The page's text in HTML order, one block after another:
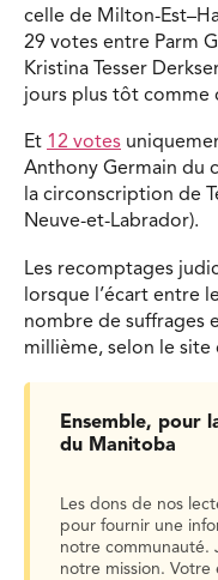
celle de Milton-
29 votes entre Parm
Kristina Tesser
jours plus tôt comme
Et 12 votes
Anthony Germain du
la circonscription de
Neuve-et-Labrador).
Les recomptages
lorsque l’écart entre
nombre de suffrages
millième, selon le site
Ensemble, pour
du Manitoba
Les dons de nos
pour fournir une
notre communauté.
notre mission.